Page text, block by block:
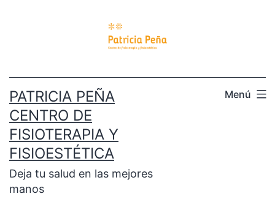
PATRICIA PEÑA
CENTRO DE
FISIOTERAPIA Y
FISIOESTÉTICA
Deja tu salud en las mejores
manos
Menú